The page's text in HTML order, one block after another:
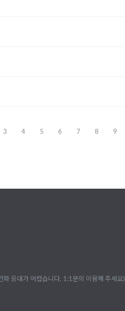
3 4 5 6 7 8 9
응대가 어렵습니다. 1:1문의 이용해 주세요)